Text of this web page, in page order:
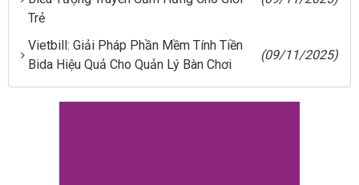
Trẻ
Vietbill: Giải Pháp Phần Mềm Tính Tiền
Bida Hiệu Quả Cho Quản Lý Bàn Chơi
(09/11/2025)